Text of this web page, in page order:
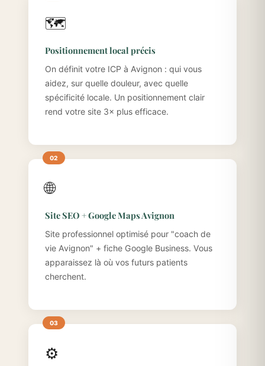
🗺️
Positionnement local précis
On définit votre ICP à Avignon : qui vous
aidez, sur quelle douleur, avec quelle
spécificité locale. Un positionnement clair
rend votre site 3× plus efficace.
🌐
Site SEO + Google Maps Avignon
Site professionnel optimisé pour "coach de
vie Avignon" + fiche Google Business. Vous
apparaissez là où vos futurs patients
cherchent.
⚙️